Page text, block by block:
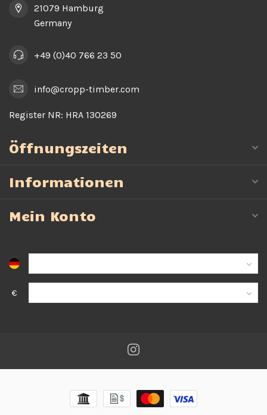
21079 Hamburg
Germany
+49 (0)40 766 23 50
info@cropp-timber.com
Register NR: HRA 130269
Öffnungszeiten
Informationen
Mein Konto
€